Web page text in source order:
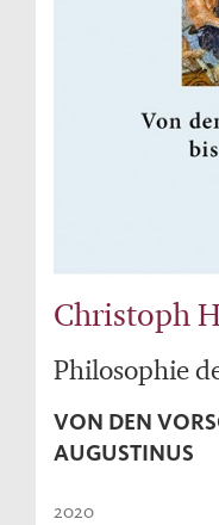
Christoph
Philosophie
VON DEN
AUGUSTINUS
2020